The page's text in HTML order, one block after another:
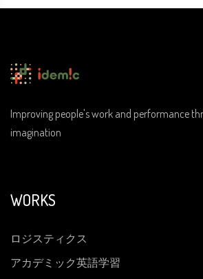
Improving people's work and performance
imagination
WORKS
ロジスティクス
アカデミック英語学習